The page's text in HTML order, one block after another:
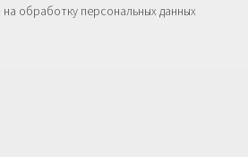
на обработку персональных данных